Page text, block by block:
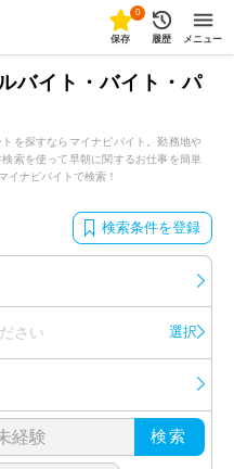
0
保存 履歴 メニュー
バイト・バイト・パ
を探すならマイナビバイト。勤務地や
索を使って早朝に関するお仕事を簡単
イナビバイトで検索！
検索条件を登録
さい 選択
検索